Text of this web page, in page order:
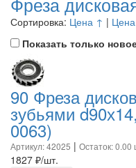
Сортировка: Цена ↑ |
Показать только
90 Фреза
зубьями
0063)
Артикул: 42025 | Остаток: 0.00
1827 ₽/шт.